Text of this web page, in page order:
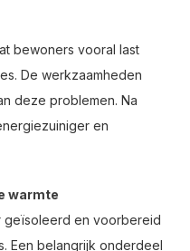
bewoners vooral last
De werkzaamheden
deze problemen. Na
en
warmte
geïsoleerd en voorbereid
Een belangrijk onderdeel